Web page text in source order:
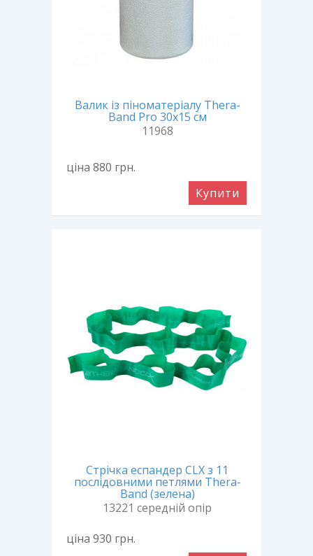
Валик із піноматеріалу Thera-
Band Pro 30х15 см
11968
ціна 880 грн.
Купити
Стрічка еспандер CLX з 11
послідовними петлями Thera-
Band (зелена)
13221 середній опір
ціна 930 грн.